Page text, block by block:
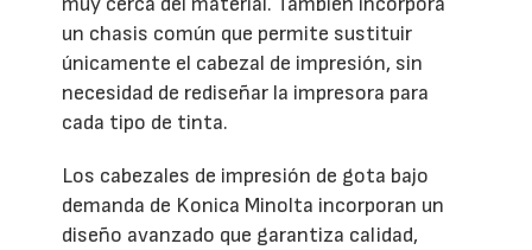
un chasis común que permite sustituir
únicamente el cabezal de impresión, sin
necesidad de rediseñar la impresora para
cada tipo de tinta.
Los cabezales de impresión de gota bajo
demanda de Konica Minolta incorporan un
diseño avanzado que garantiza calidad,